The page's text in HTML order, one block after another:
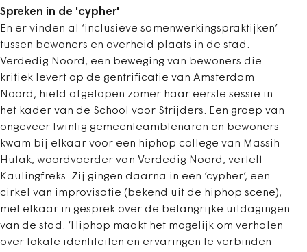
Spreken in de 'cypher'
En er vinden al ‘inclusieve samenwerkingspraktijken’
tussen bewoners en overheid plaats in de stad.
Verdedig Noord, een beweging van bewoners die
kritiek levert op de gentrificatie van Amsterdam
Noord, hield afgelopen zomer haar eerste sessie in
het kader van de School voor Strijders. Een groep van
ongeveer twintig gemeenteambtenaren en bewoners
kwam bij elkaar voor een hiphop college van Massih
Hutak, woordvoerder van Verdedig Noord, vertelt
Kaulingfreks. Zij gingen daarna in een ‘cypher’, een
cirkel van improvisatie (bekend uit de hiphop scene),
met elkaar in gesprek over de belangrijke uitdagingen
van de stad. ‘Hiphop maakt het mogelijk om verhalen
over lokale identiteiten en ervaringen te verbinden